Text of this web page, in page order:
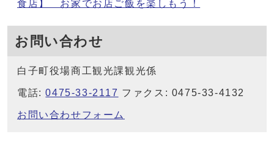
食店】 お家でお店ご飯を楽しもう！
お問い合わせ
白子町役場商工観光課観光係
電話:0475-33-2117 ファクス: 0475-33-4132
お問い合わせフォーム